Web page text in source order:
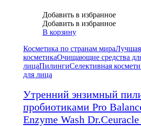
Добавить в избранное
Добавить в избранное
В корзину
Косметика по странам мираЛучшая
косметикаОчищающие средства
лицаПилингиСелективная
для лица
Утренний энзимный
пробиотиками Pro
Enzyme Wash Dr.Ceuracle